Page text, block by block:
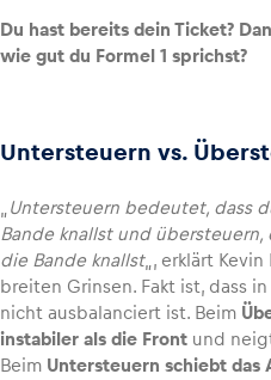
Business
Glossar
Du hast bereits dein Ticket?
wie gut du Formel 1 sprichst?
Untersteuern vs.
Untersteuern bedeutet, dass
Bande knallst und
die Bande knallst„, erklärt
breiten Grinsen. Fakt ist, dass
nicht ausbalanciert ist. Beim
instabiler als die Front und
Beim Untersteuern schiebt das